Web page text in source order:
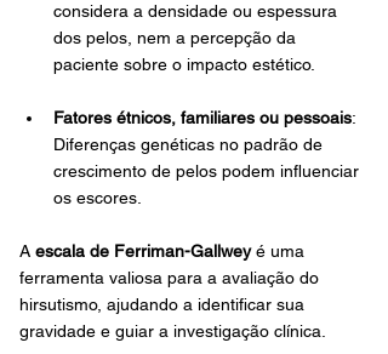
considera a densidade ou espessura
dos pelos, nem a percepção da
paciente sobre o impacto estético.
Fatores étnicos, familiares ou pessoais:
Diferenças genéticas no padrão de
crescimento de pelos podem influenciar
os escores.
A escala de Ferriman-Gallwey é uma
ferramenta valiosa para a avaliação do
hirsutismo, ajudando a identificar sua
gravidade e guiar a investigação clínica.